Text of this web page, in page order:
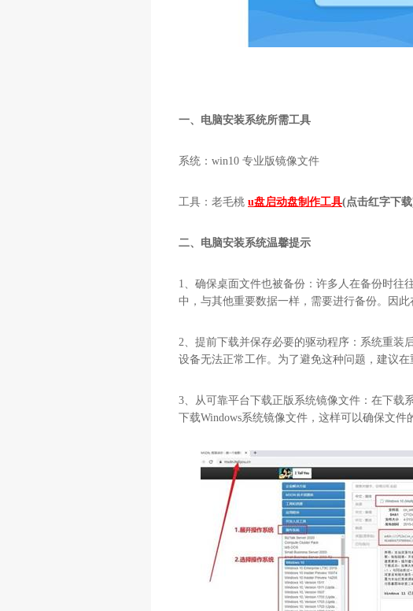
一、电脑安装系统所需工具
系统：win10 专业版镜像文件
工具：老毛桃 u盘启动盘制作工具(点击红字下
二、电脑安装系统温馨提示
1、确保桌面文件也被备份：许多人在备份时往
中，与其他重要数据一样，需要进行备份。因
2、提前下载并保存必要的驱动程序：系统重装
设备无法正常工作。为了避免这种问题，建议
3、从可靠平台下载正版系统镜像文件：在下载
下载Windows系统镜像文件，这样可以确保文件